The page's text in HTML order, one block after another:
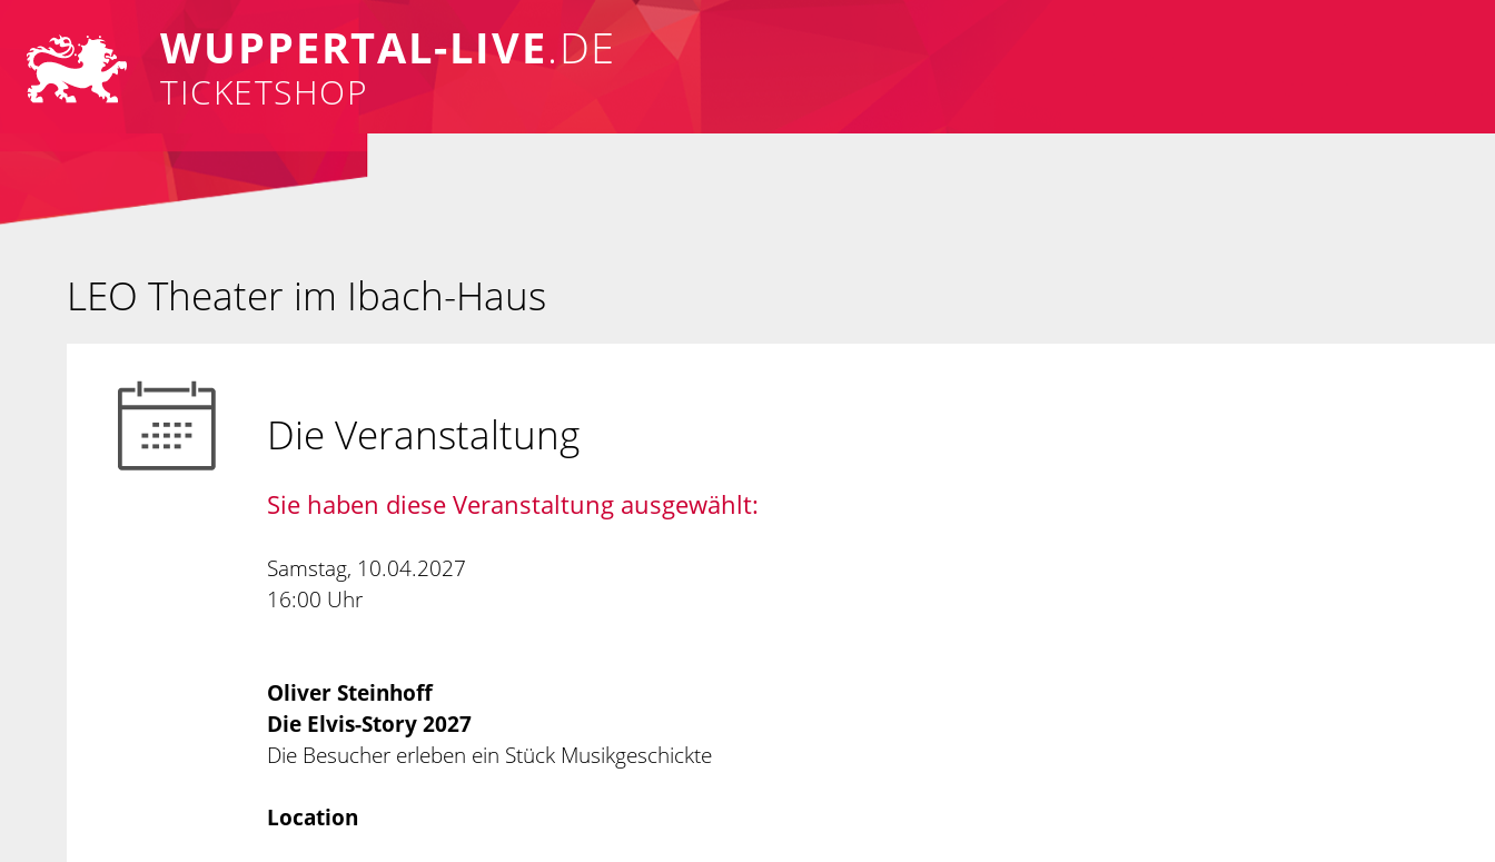
WUPPERTAL-LIVE.DE
TICKETSHOP
LEO Theater im Ibach-Haus
Die Veranstaltung
Sie haben diese Veranstaltung ausgewählt:
Samstag, 10.04.2027
16:00 Uhr
Oliver Steinhoff
Die Elvis-Story 2027
Die Besucher erleben ein Stück Musikgeschickte
Location